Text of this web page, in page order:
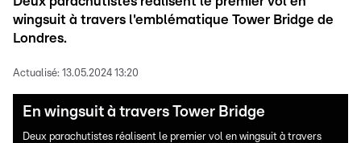
wingsuit à travers l'emblématique Tower Bridge de
Londres.
Actualisé: 13.05.2024 13:20
En wingsuit à travers Tower Bridge
Deux parachutistes réalisent le premier vol en wingsuit à travers